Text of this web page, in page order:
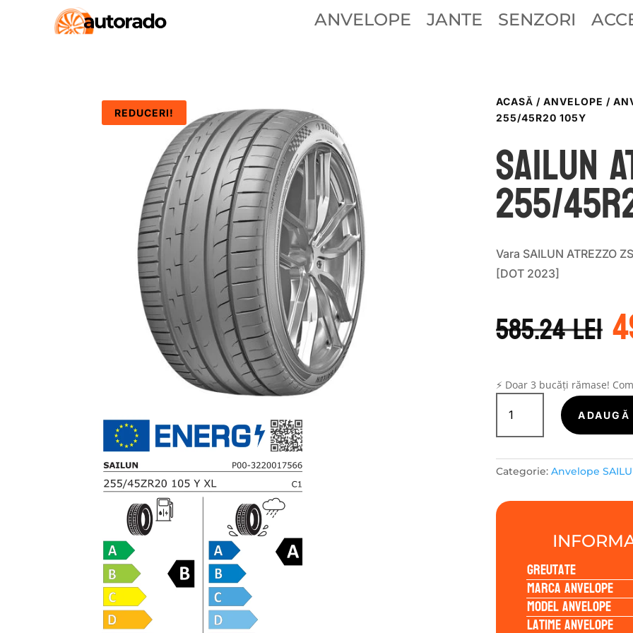
ANVELOPE JANTE SENZORI
REDUCERI!
ACASĂ / ANVELOPE /
255/45R20 105Y
Sailun
255/
Vara SAILUN ATREZZO
[DOT 2023]
585.24leia
⚡ Doar 3 bucăți rămase!
Cantitate
Sailun
ATREZZO
255/45R20
105Y
ADAUGĂ
Categorie: Anvelope
Greutate
Marca anvelope
Model anvelope
Latime anvelope